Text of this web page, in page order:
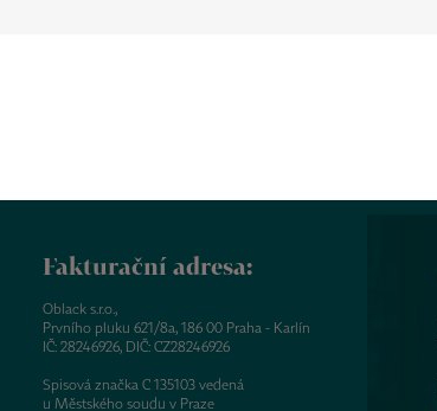
Fakturační adresa:
Oblack s.r.o.,
Prvního pluku 621/8a, 186 00 Praha - Karlín
IČ: 28246926, DIČ: CZ28246926
Spisová značka C 135103 vedená
u Městského soudu v Praze